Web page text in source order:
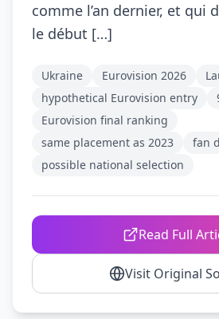
comme l’an dernier, et qui
le début […]
Ukraine Eurovision 2026
hypothetical Eurovision entry
Eurovision final ranking
same placement as 2023
fan
possible national selection
Read Full
Visit Original